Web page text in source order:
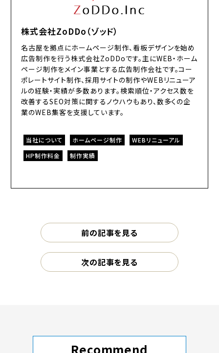
株式会社ZoDDo（ゾッド）
名古屋を拠点にホームページ制作、看板デザインを始め
広告制作を行う株式会社ZoDDoです。主にWEB・ホーム
ページ制作をメイン事業とする広告制作会社です。コー
ポレートサイト制作、採用サイトの制作やWEBリニューア
ルの経験・実績が多数あります。検索順位・アクセス数を
改善するSEO対策に関するノウハウもあり、数多くの企
業のWEB集客を支援しています。
当社について ホームページ制作
WEBリニューアル
HP制作料金
制作実績
前の記事を見る
次の記事を見る
Recommend